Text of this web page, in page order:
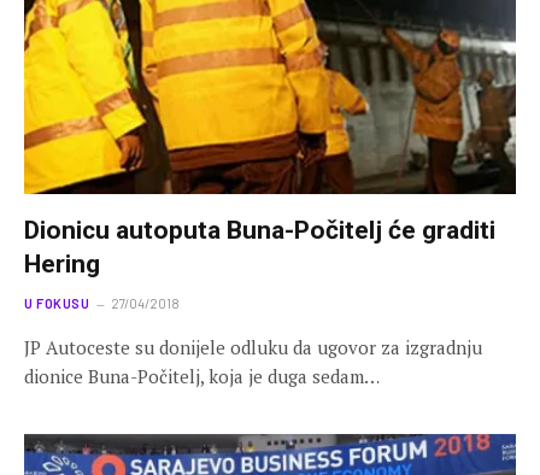
Dionicu autoputa Buna-Počitelj će graditi
Hering
U FOKUSU 27/04/2018
JP Autoceste su donijele odluku da ugovor za izgradnju
dionice Buna-Počitelj, koja je duga sedam…